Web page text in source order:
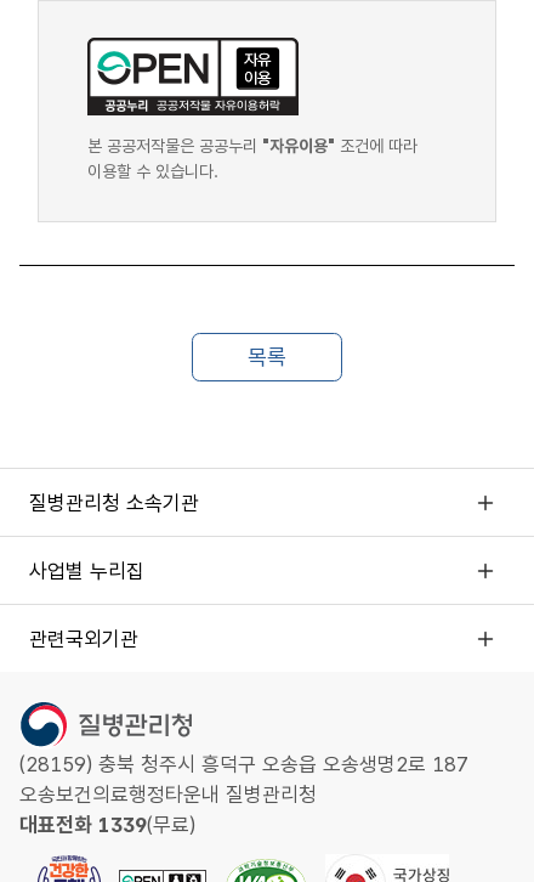
본 공공저작물은 공공누리 "자유이용" 조건에 따라
이용할 수 있습니다.
질병관리청 소속기관
사업별 누리집
관련국외기관
(28159) 충북 청주시 흥덕구 오송읍 오송생명2로 187
오송보건의료행정타운내 질병관리청
대표전화 1339(무료)